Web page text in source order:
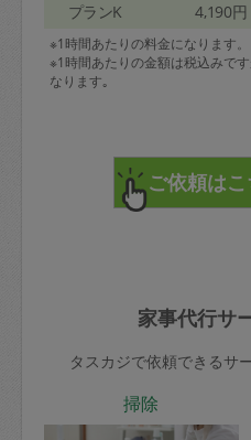
プランK 4,190円
※1時間あたりの料金になります。
※1時間あたりの金額は税込みで
なります｡
家事代行サ
タスカジで依頼できるサ
掃除